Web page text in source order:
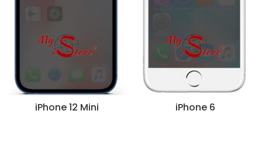
iPhone 12 Mini iPhone 6